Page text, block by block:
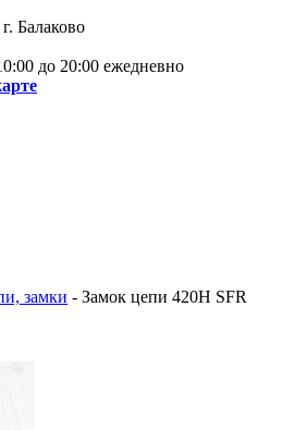
Балаково
до 20:00 ежедневно
замки - Замок цепи 420H SFR